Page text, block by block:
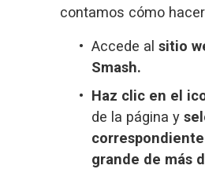
contamos cómo
Accede al sitio
Smash.
Haz clic en el
de la página y
grande de más